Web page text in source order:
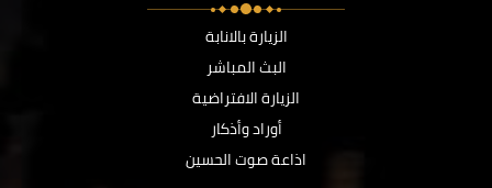
الزيارة بالانابة
البث المباشر
الزيارة الافتراضية
أوراد وأذكار
اذاعة صوت الحسين